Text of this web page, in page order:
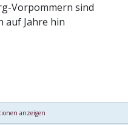
Vorpommern sind
auf Jahre hin
anzeigen